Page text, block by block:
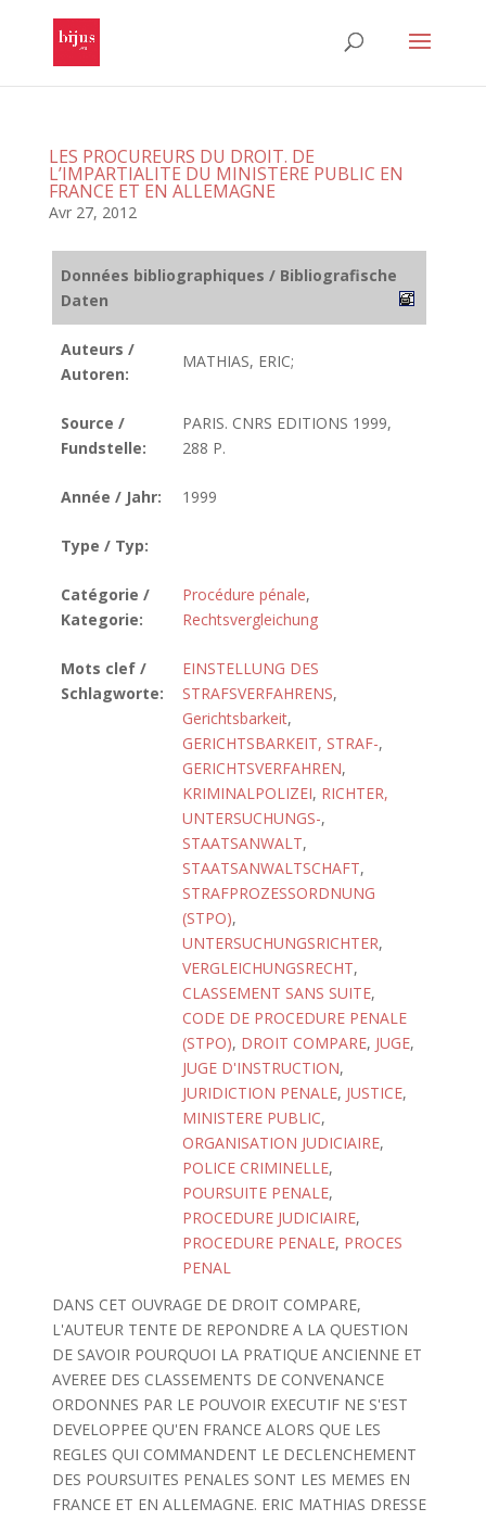
LES PROCUREURS DU DROIT. DE
L’IMPARTIALITE DU MINISTERE PUBLIC EN
FRANCE ET EN ALLEMAGNE
Avr 27, 2012
Données bibliographiques / Bibliografische
Daten
Auteurs /
Autoren:
MATHIAS, ERIC;
Source /
Fundstelle:
PARIS. CNRS EDITIONS 1999,
288 P.
Année / Jahr: 1999
Type / Typ:
Catégorie /
Kategorie:
Procédure pénale,
Rechtsvergleichung
Mots clef /
Schlagworte:
EINSTELLUNG DES
STRAFSVERFAHRENS,
Gerichtsbarkeit,
GERICHTSBARKEIT, STRAF-,
GERICHTSVERFAHREN,
KRIMINALPOLIZEI, RICHTER,
UNTERSUCHUNGS-,
STAATSANWALT,
STAATSANWALTSCHAFT,
STRAFPROZESSORDNUNG
(STPO),
UNTERSUCHUNGSRICHTER,
VERGLEICHUNGSRECHT,
CLASSEMENT SANS SUITE,
CODE DE PROCEDURE PENALE
(STPO), DROIT COMPARE, JUGE,
JUGE D'INSTRUCTION,
JURIDICTION PENALE, JUSTICE,
MINISTERE PUBLIC,
ORGANISATION JUDICIAIRE,
POLICE CRIMINELLE,
POURSUITE PENALE,
PROCEDURE JUDICIAIRE,
PROCEDURE PENALE, PROCES
PENAL
DANS CET OUVRAGE DE DROIT COMPARE,
L'AUTEUR TENTE DE REPONDRE A LA QUESTION
DE SAVOIR POURQUOI LA PRATIQUE ANCIENNE ET
AVEREE DES CLASSEMENTS DE CONVENANCE
ORDONNES PAR LE POUVOIR EXECUTIF NE S'EST
DEVELOPPEE QU'EN FRANCE ALORS QUE LES
REGLES QUI COMMANDENT LE DECLENCHEMENT
DES POURSUITES PENALES SONT LES MEMES EN
FRANCE ET EN ALLEMAGNE. ERIC MATHIAS DRESSE